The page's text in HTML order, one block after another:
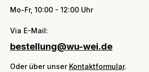
Mo-Fr, 10:00 - 12:00 Uhr
Via E-Mail:
bestellung@wu-wei.de
Oder über unser Kontaktformular.